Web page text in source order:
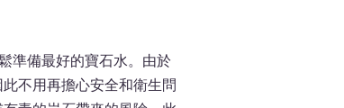
準備最好的寶石水。由於
不用再擔心安全和衛生問